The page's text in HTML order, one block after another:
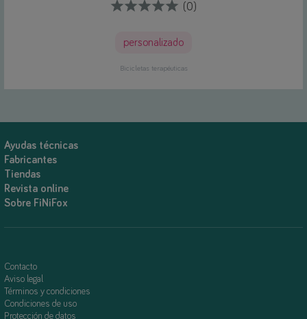
(0)
personalizado
Bicicletas terapéuticas
Ayudas técnicas
Fabricantes
Tiendas
Revista online
Sobre FiNiFox
Contacto
Aviso legal
Términos y condiciones
Condiciones de uso
Protección de datos